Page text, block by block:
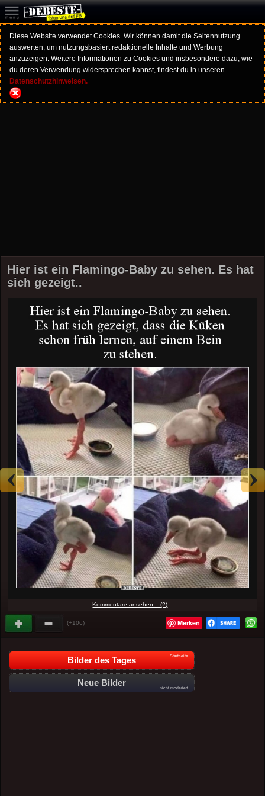
Diese Website verwendet Cookies. Wir können damit die Seitennutzung
auswerten, um nutzungsbasiert redaktionelle Inhalte und Werbung
anzuzeigen. Weitere Informationen zu Cookies und insbesondere dazu, wie
du deren Verwendung widersprechen kannst, findest du in unseren
Datenschutzhinweisen.
Hier ist ein Flamingo-Baby zu sehen. Es hat
sich gezeigt..
Kommentare ansehen... (2)
(+106) Merken
Bilder des Tages Startseite
Neue Bilder
nicht moderiert